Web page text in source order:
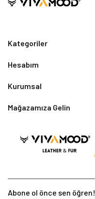
Kategoriler
Hesabım
Kurumsal
Mağazamıza Gelin
Abone ol önce sen öğren!